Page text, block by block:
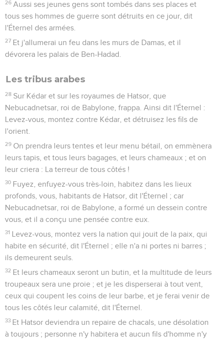
26 Aussi ses jeunes gens sont tombés dans ses places et
tous ses hommes de guerre sont détruits en ce jour, dit
l'Éternel des armées.
27 Et j'allumerai un feu dans les murs de Damas, et il
dévorera les palais de Ben-Hadad.
Les tribus arabes
28 Sur Kédar et sur les royaumes de Hatsor, que
Nebucadnetsar, roi de Babylone, frappa. Ainsi dit l'Éternel :
Levez-vous, montez contre Kédar, et détruisez les fils de
l'orient.
29 On prendra leurs tentes et leur menu bétail, on emmènera
leurs tapis, et tous leurs bagages, et leurs chameaux ; et on
leur criera : La terreur de tous côtés !
30 Fuyez, enfuyez-vous très-loin, habitez dans les lieux
profonds, vous, habitants de Hatsor, dit l'Éternel ; car
Nebucadnetsar, roi de Babylone, a formé un dessein contre
vous, et il a conçu une pensée contre eux.
31 Levez-vous, montez vers la nation qui jouit de la paix, qui
habite en sécurité, dit l'Éternel ; elle n'a ni portes ni barres ;
ils demeurent seuls.
32 Et leurs chameaux seront un butin, et la multitude de leurs
troupeaux sera une proie ; et je les disperserai à tout vent,
ceux qui coupent les coins de leur barbe, et je ferai venir de
tous les côtés leur calamité, dit l'Éternel.
33 Et Hatsor deviendra un repaire de chacals, une désolation
à toujours ; personne n'y habitera et aucun fils d'homme n'y